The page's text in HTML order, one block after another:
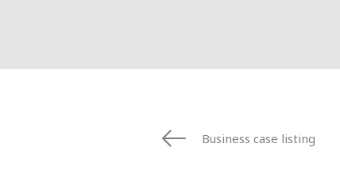
Business case listing